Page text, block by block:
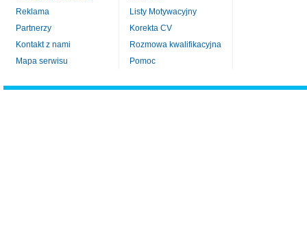
Reklama
Partnerzy
Kontakt z nami
Mapa serwisu
Listy Motywacyjny
Korekta CV
Rozmowa kwalifikacyjna
Pomoc